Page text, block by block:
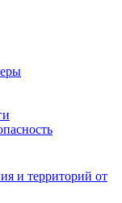
и территорий от